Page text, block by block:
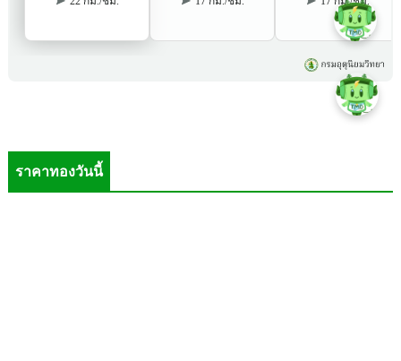
ราคาทองวันนี้